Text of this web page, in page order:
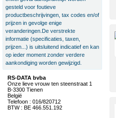
gesteld voor foutieve
productbeschrijvingen, tax codes en/of
prijzen in gevolge enige
veranderingen.De verstrekte
informatie (specificaties, taxen,
prijzen...) is uitsluitend indicatief en kan
op ieder moment zonder verdere
aankondiging worden gewijzigd.
RS-DATA bvba
Onze lieve vrouw ten steenstraat 1
B-3300 Tienen
België
Telefoon : 016/820712
BTW : BE 466.551.192